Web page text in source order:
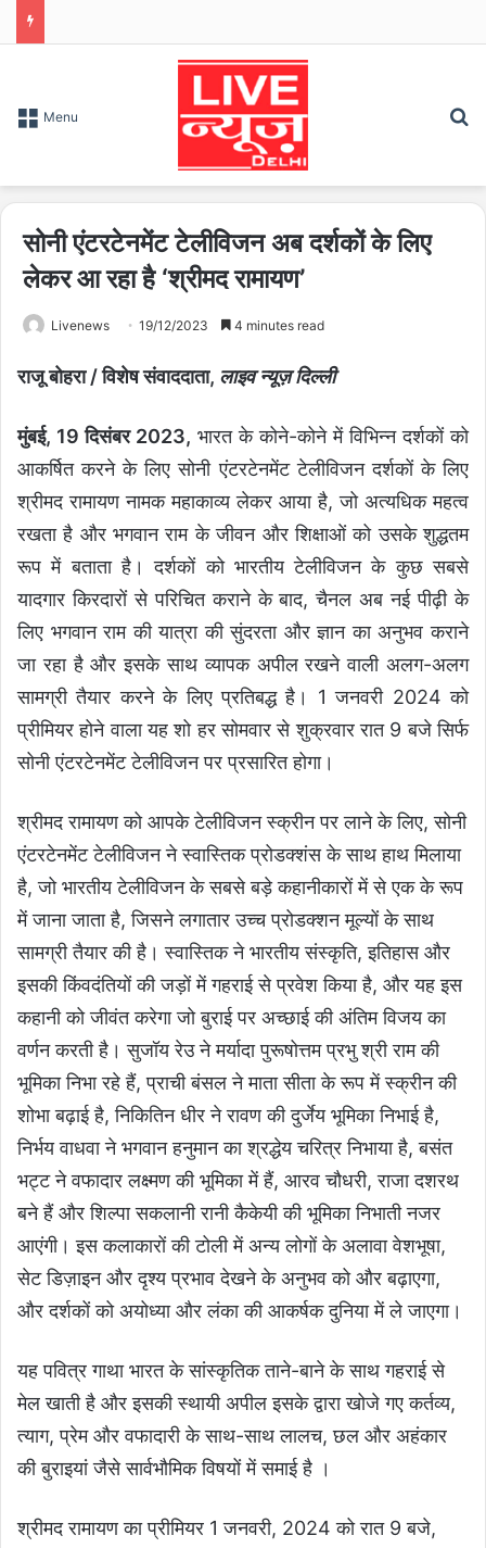
Menu
सोनी एंटरटेनमेंट टेलीविजन अब दर्शकों के लिए
लेकर आ रहा है ‘श्रीमद रामायण’
Livenews 19/12/2023 4 minutes read
राजू बोहरा / विशेष संवाददाता, लाइव न्यूज़ दिल्ली
मुंबई, 19 दिसंबर 2023, भारत के कोने-कोने में विभिन्न दर्शकों को
आकर्षित करने के लिए सोनी एंटरटेनमेंट टेलीविजन दर्शकों के लिए
श्रीमद रामायण नामक महाकाव्य लेकर आया है, जो अत्यधिक महत्व
रखता है और भगवान राम के जीवन और शिक्षाओं को उसके शुद्धतम
रूप में बताता है। दर्शकों को भारतीय टेलीविजन के कुछ सबसे
यादगार किरदारों से परिचित कराने के बाद, चैनल अब नई पीढ़ी के
लिए भगवान राम की यात्रा की सुंदरता और ज्ञान का अनुभव कराने
जा रहा है और इसके साथ व्यापक अपील रखने वाली अलग-अलग
सामग्री तैयार करने के लिए प्रतिबद्ध है। 1 जनवरी 2024 को
प्रीमियर होने वाला यह शो हर सोमवार से शुक्रवार रात 9 बजे सिर्फ
सोनी एंटरटेनमेंट टेलीविजन पर प्रसारित होगा।
श्रीमद रामायण को आपके टेलीविजन स्क्रीन पर लाने के लिए, सोनी
एंटरटेनमेंट टेलीविजन ने स्वास्तिक प्रोडक्शंस के साथ हाथ मिलाया
है, जो भारतीय टेलीविजन के सबसे बड़े कहानीकारों में से एक के रूप
में जाना जाता है, जिसने लगातार उच्च प्रोडक्शन मूल्यों के साथ
सामग्री तैयार की है। स्वास्तिक ने भारतीय संस्कृति, इतिहास और
इसकी किंवदंतियों की जड़ों में गहराई से प्रवेश किया है, और यह इस
कहानी को जीवंत करेगा जो बुराई पर अच्छाई की अंतिम विजय का
वर्णन करती है। सुजॉय रेउ ने मर्यादा पुरूषोत्तम प्रभु श्री राम की
भूमिका निभा रहे हैं, प्राची बंसल ने माता सीता के रूप में स्क्रीन की
शोभा बढ़ाई है, निकितिन धीर ने रावण की दुर्जेय भूमिका निभाई है,
निर्भय वाधवा ने भगवान हनुमान का श्रद्धेय चरित्र निभाया है, बसंत
भट्ट ने वफादार लक्ष्मण की भूमिका में हैं, आरव चौधरी, राजा दशरथ
बने हैं और शिल्पा सकलानी रानी कैकेयी की भूमिका निभाती नजर
आएंगी। इस कलाकारों की टोली में अन्य लोगों के अलावा वेशभूषा,
सेट डिज़ाइन और दृश्य प्रभाव देखने के अनुभव को और बढ़ाएगा,
और दर्शकों को अयोध्या और लंका की आकर्षक दुनिया में ले जाएगा।
यह पवित्र गाथा भारत के सांस्कृतिक ताने-बाने के साथ गहराई से
मेल खाती है और इसकी स्थायी अपील इसके द्वारा खोजे गए कर्तव्य,
त्याग, प्रेम और वफादारी के साथ-साथ लालच, छल और अहंकार
की बुराइयां जैसे सार्वभौमिक विषयों में समाई है ।
श्रीमद रामायण का प्रीमियर 1 जनवरी, 2024 को रात 9 बजे,